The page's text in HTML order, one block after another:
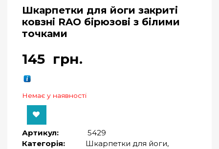
Шкарпетки для йоги закриті
ковзні RAO бірюзові з білими
точками
145 грн.
Немає у наявності
Артикул:
5429
Категорія:
Шкарпетки для йоги,